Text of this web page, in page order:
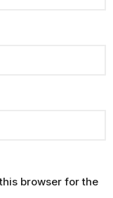
browser for the